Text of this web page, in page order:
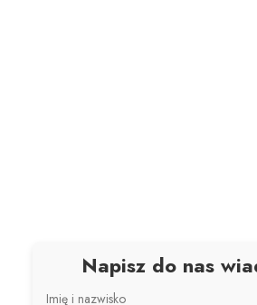
Napisz do nas
Imię i nazwisko